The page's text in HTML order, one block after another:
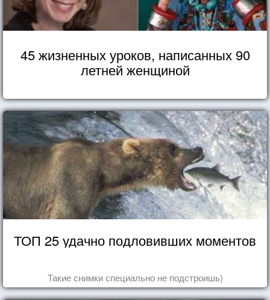
45 жизненных уроков, написанных 90
летней женщиной
ТОП 25 удачно подловивших моментов
Такие снимки специально не подстроишь)